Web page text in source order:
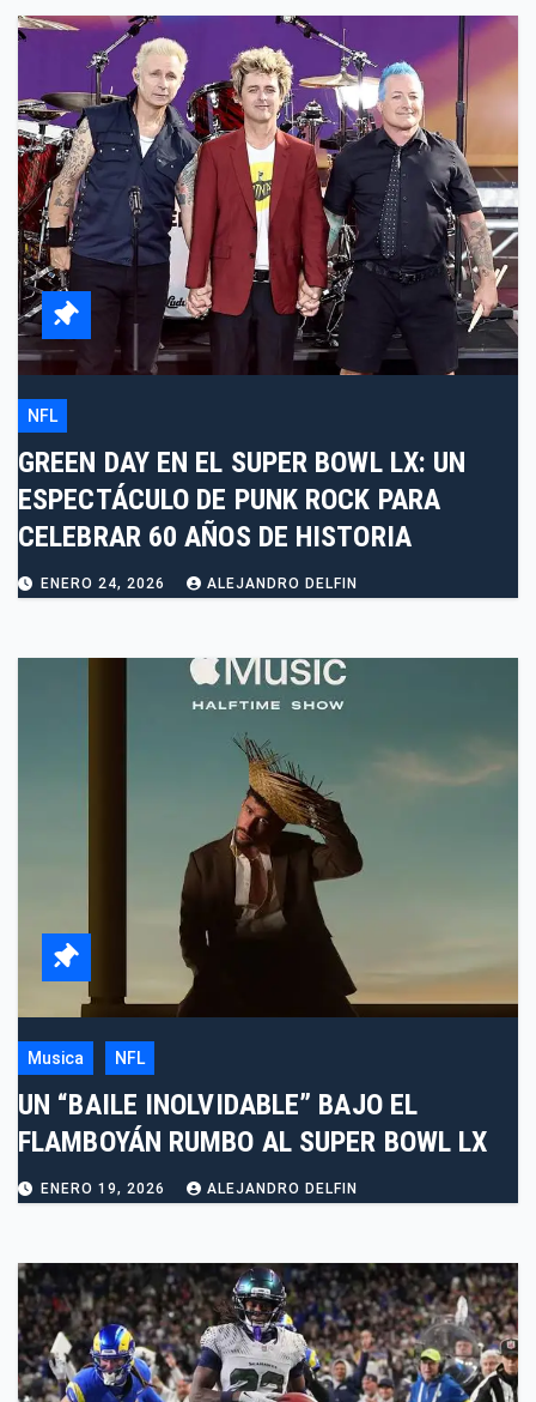
NFL
GREEN DAY EN EL SUPER BOWL LX: UN
ESPECTÁCULO DE PUNK ROCK PARA
CELEBRAR 60 AÑOS DE HISTORIA
ENERO 24, 2026 ALEJANDRO DELFIN
Musica NFL
UN “BAILE INOLVIDABLE” BAJO EL
FLAMBOYÁN RUMBO AL SUPER BOWL LX
ENERO 19, 2026 ALEJANDRO DELFIN